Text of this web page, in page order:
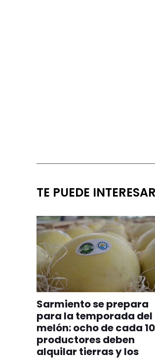
TE PUEDE INTERESAR
Sarmiento se prepara
para la temporada del
melón: ocho de cada 10
productores deben
alquilar tierras y los